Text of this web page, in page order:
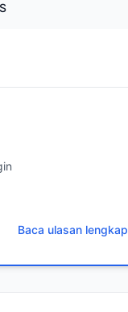
Baca ulasan lengkap